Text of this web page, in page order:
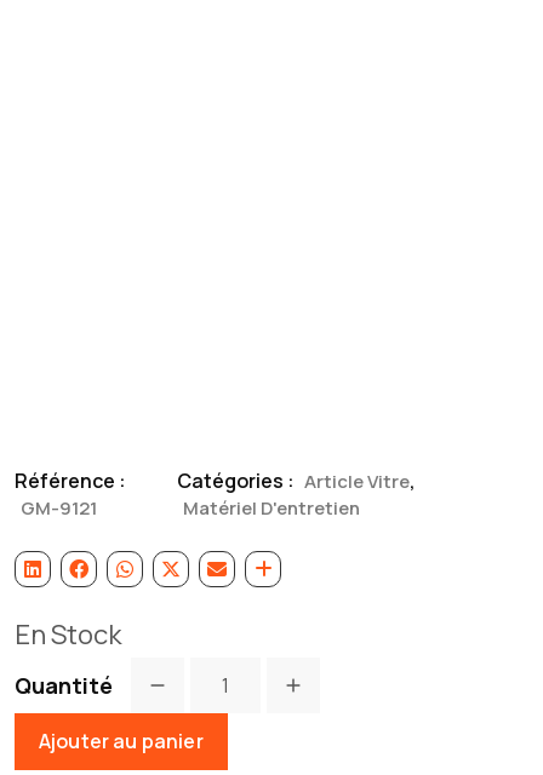
Référence :
GM-9121
Catégories : Article Vitre,
Matériel D'entretien
En Stock
Quantité
Ajouter au panier